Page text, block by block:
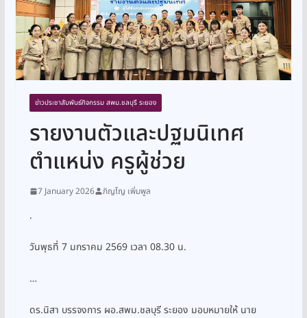
ข่าวประชาสัมพันธ์กิจกรรม สพม.ชลบุรี ระยอง
รายงานตัวและปฐมนิเทศ
ตำแหน่ง ครูผู้ช่วย
7 January 2026 ภิญโญ เพิ่มพูล
.
วันพุธที่ 7 มกราคม 2569 เวลา 08.30 น.
…
ดร.นิสา บรรจงการ ผอ.สพม.ชลบุรี ระยอง มอบหมายให้ นาย